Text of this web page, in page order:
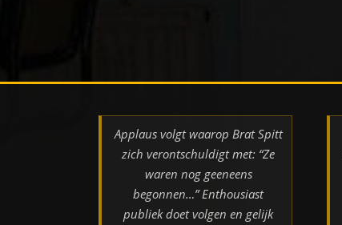
Applaus volgt waarop Brat Spitt
zich verontschuldigt met: “Ze
waren nog geeneens
begonnen…” Enthousiast
publiek doet volgen en gelijk